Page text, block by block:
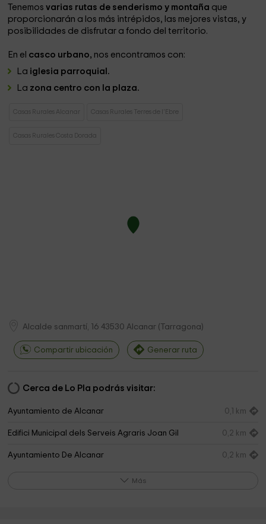
Tenemos varias rutas de senderismo y montaña que
proporcionarán a los más intrépidos, las mejores vistas, y
posibilidades de disfrutar a fondo del territorio.
En el casco urbano, nos encontramos con:
La iglesia parroquial.
La zona centro con la plaza.
Casas Rurales Alcanar Casas Rurales Terres de l'Ebre
Casas Rurales Costa Dorada
Alcalde sanmartí, 16 43530 Alcanar ( Tarragona)
Compartir ubicación Generar ruta
Cerca de Lo Pla podrás visitar:
Ayuntamiento de Alcanar 0,1 km
Edifici Municipal dels Serveis Agraris Joan Gil 0,2 km
Ayuntamiento De Alcanar 0,2 km
Más